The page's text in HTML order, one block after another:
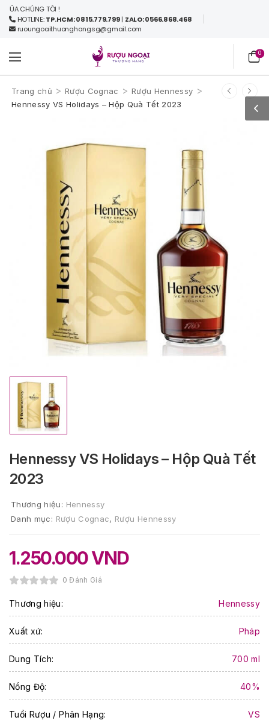
TÔI !
HOTLINE:TP.HCM: 0815.779.799| ZALO: 0566.868.468
ruoungoaithuonghangsg@gmail.com
0
Trang chủ > Rượu Cognac > Rượu Hennessy >
Hennessy VS Holidays – Hộp Quà Tết 2023
Hennessy VS Holidays – Hộp Quà Tết
2023
Thương hiệu: Hennessy
Danh mục: Rượu Cognac, Rượu Hennessy
1.250.000VND
0 Đánh Giá
Thương hiệu: Hennessy
Xuất xứ: Pháp
Dung Tích: 700 ml
Nồng Độ: 40%
Tuổi Rượu / Phân Hạng: VS